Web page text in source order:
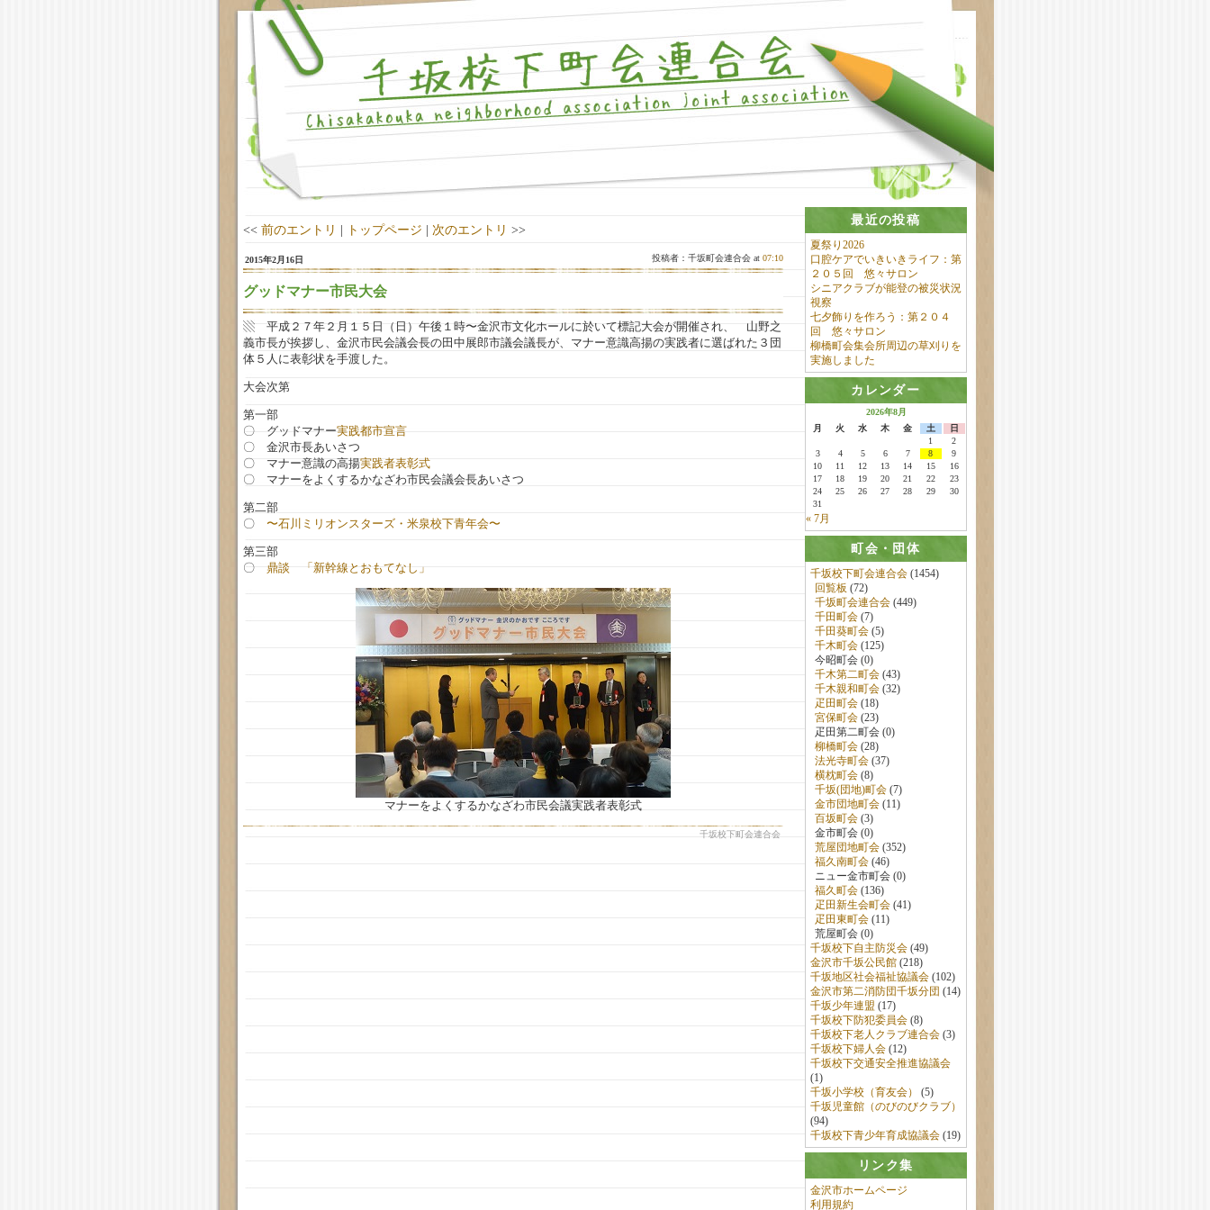
最近の投稿
夏祭り2026
口腔ケアでいきいきライフ：第
２０５回 悠々サロン
シニアクラブが能登の被災状況
視察
七夕飾りを作ろう：第２０４
回 悠々サロン
柳橋町会集会所周辺の草刈りを
実施しました
カレンダー
2026年8月
月
火 水 木 金 土
日
1
2
3
4 5 6 7 8
9
10
11 12 13 14 15
16
17
18 19 20 21 22
23
24
25 26 27 28 29
30
31
« 7月
町会・団体
千坂校下町会連合会(1454)
回覧板 (72)
千坂町会連合会(449)
千田町会(7)
千田葵町会(5)
千木町会(125)
今昭町会 (0)
千木第二町会(43)
千木親和町会(32)
疋田町会(18)
宮保町会(23)
疋田第二町会 (0)
柳橋町会(28)
法光寺町会(37)
横枕町会(8)
千坂(団地)町会(7)
金市団地町会(11)
百坂町会(3)
金市町会 (0)
荒屋団地町会(352)
福久南町会(46)
ニュー金市町会 (0)
福久町会(136)
疋田新生会町会(41)
疋田東町会(11)
荒屋町会 (0)
千坂校下自主防災会(49)
金沢市千坂公民館(218)
千坂地区社会福祉協議会(102)
金沢市第二消防団千坂分団 (14)
千坂少年連盟 (17)
千坂校下防犯委員会(8)
千坂校下老人クラブ連合会(3)
千坂校下婦人会(12)
千坂校下交通安全推進協議会
(1)
千坂小学校（育友会）
(5)
千坂児童館（のびのびクラブ）
(94)
千坂校下青少年育成協議会(19)
リンク集
金沢市ホームページ
利用規約
<<前のエントリ | トップページ | 次のエントリ >>
2015年2月16日 投稿者：千坂町会連合会 at07:10
グッドマナー市民大会
▧ 平成２７年２月１５日（日）午後１時〜金沢市文化ホールに於いて標記大会が開催され、 山野之
義市長が挨拶し、金沢市民会議会長の田中展郎市議会議長が、マナー意識高揚の実践者に選ばれた３団
体５人に表彰状を手渡した。
大会次第
第一部
〇 グッドマナー実践都市宣言
〇 金沢市長あいさつ
〇 マナー意識の高揚実践者表彰式
〇 マナーをよくするかなざわ市民会議会長あいさつ
第二部
〇〜石川ミリオンスターズ・米泉校下青年会〜
第三部
〇 鼎談 「新幹線とおもてなし」
マナーをよくするかなざわ市民会議実践者表彰式
千坂校下町会連合会